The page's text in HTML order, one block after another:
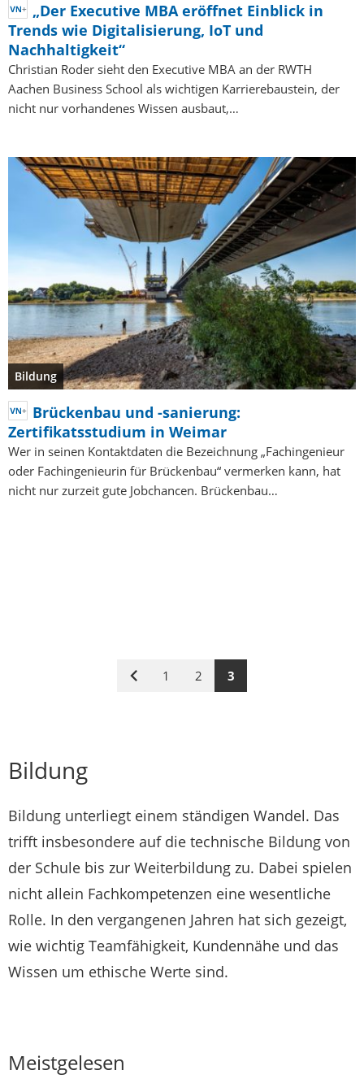
„Der Executive MBA eröffnet Einblick in
Trends wie Digitalisierung, IoT und
Nachhaltigkeit“
Christian Roder sieht den Executive MBA an der RWTH
Aachen Business School als wichtigen Karrierebaustein, der
nicht nur vorhandenes Wissen ausbaut,…
Bildung
Brückenbau und -sanierung:
Zertifikatsstudium in Weimar
Wer in seinen Kontaktdaten die Bezeichnung „Fachingenieur
oder Fachingenieurin für Brückenbau“ vermerken kann, hat
nicht nur zurzeit gute Jobchancen. Brückenbau…
Vorige
1 2 3
Bildung
Bildung unterliegt einem ständigen Wandel. Das
trifft insbesondere auf die technische Bildung von
der Schule bis zur Weiterbildung zu. Dabei spielen
nicht allein Fachkompetenzen eine wesentliche
Rolle. In den vergangenen Jahren hat sich gezeigt,
wie wichtig Teamfähigkeit, Kundennähe und das
Wissen um ethische Werte sind.
Meistgelesen